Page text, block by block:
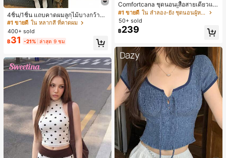
4ชิ้น/1ชิ้น แถบคาดผมลูกไม้บางกว้างยื
ดหยุ่นสำหรับผู้หญิง, แฟชั่นอเนกประสง
ค์พรีเมียมหรูหราสไตล์มินิมอล ผ้าพันคอ
เล็กๆ ห่วงผม อุปกรณ์เสริมผม, เหมาะสำ
หรับการออกไปข้างนอกประจำวัน, ลำล
อง, งานปาร์ตี้, การเดินทาง, การพักผ่อ
น, การมัดผม, การจัดทรงผม, การแต่งห
น้า, การจับคู่ชุด, อุปกรณ์เสริมประดับผ
ม
#1 ขายดี ใน หลากสี ที่คาดผม
เกือบหมดแล้ว!
#1 ขายดี ใน หลากสี ที่คาดผม
เกือบหมดแล้ว!
#1 ขายดี ใน หลากสี ที่คาดผม
เกือบหมดแล้ว!
#1 ขายดี ใน หลากสี ที่คาดผม
400+ sold
฿31 -21% ล่าสุด 9 ชม
Comfortcana ชุดนอนเสื้อสายเดี่ยวแต่
งระบายและกางเกงขาสั้นสำหรับผู้หญิง
#1 ขายดี
ใน ลำลอง-ยัง ชุดนอนผู้หญิง
50+ sold
฿239